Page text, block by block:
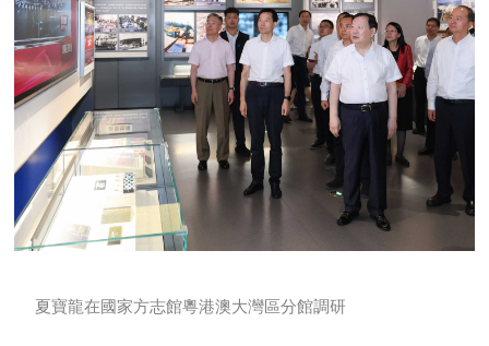
夏寶龍在國家方志館粵港澳大灣區分館調研